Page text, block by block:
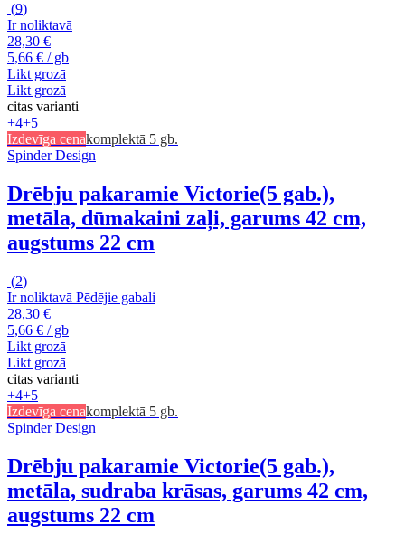
(9)
Ir noliktavā
28,30 €
5,66 € / gb
Likt grozā
Likt grozā
citas varianti
+4+5
Izdevīga cenakomplektā 5 gb.
Spinder Design
Drēbju pakaramie Victorie(5 gab.),
metāla, dūmakaini zaļi, garums 42 cm,
augstums 22 cm
(2)
Ir noliktavā Pēdējie gabali
28,30 €
5,66 € / gb
Likt grozā
Likt grozā
citas varianti
+4+5
Izdevīga cenakomplektā 5 gb.
Spinder Design
Drēbju pakaramie Victorie(5 gab.),
metāla, sudraba krāsas, garums 42 cm,
augstums 22 cm